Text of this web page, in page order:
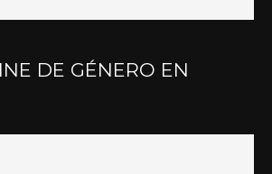
DE GÉNERO EN